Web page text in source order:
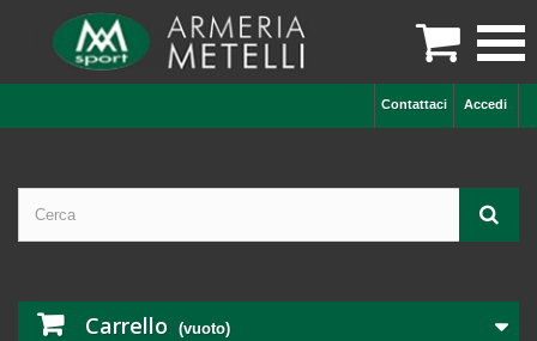

Accedi
Contattaci
Carrello (vuoto)